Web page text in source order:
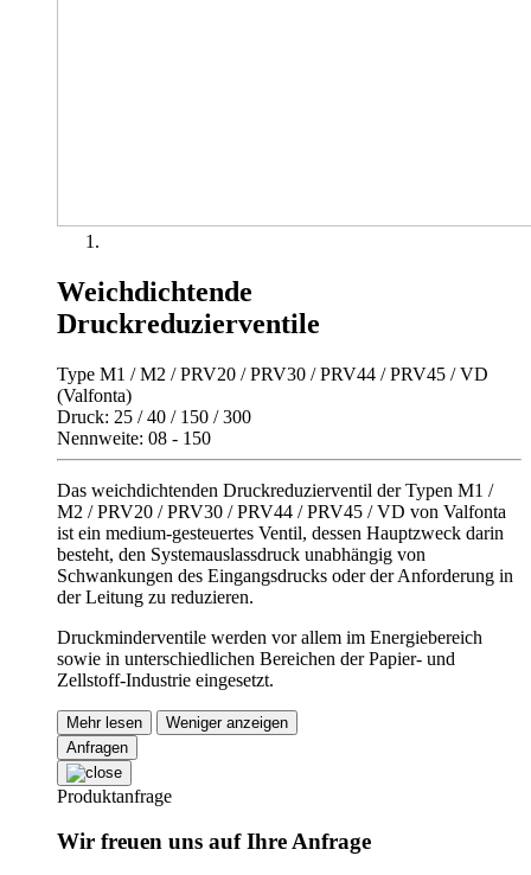
Weichdichtende
Druckreduzierventile
Type M1 / M2 / PRV20 / PRV30 / PRV44 / PRV45 / VD
(Valfonta)
Druck: 25 / 40 / 150 / 300
Nennweite: 08 - 150
Das weichdichtenden Druckreduzierventil der Typen M1 /
M2 / PRV20 / PRV30 / PRV44 / PRV45 / VD von Valfonta
ist ein medium-gesteuertes Ventil, dessen Hauptzweck darin
besteht, den Systemauslassdruck unabhängig von
Schwankungen des Eingangsdrucks oder der Anforderung in
der Leitung zu reduzieren.
Druckminderventile werden vor allem im Energiebereich
sowie in unterschiedlichen Bereichen der Papier- und
Zellstoff-Industrie eingesetzt.
Mehr lesen
Weniger anzeigen
Anfragen
Produktanfrage
Wir freuen uns auf Ihre Anfrage